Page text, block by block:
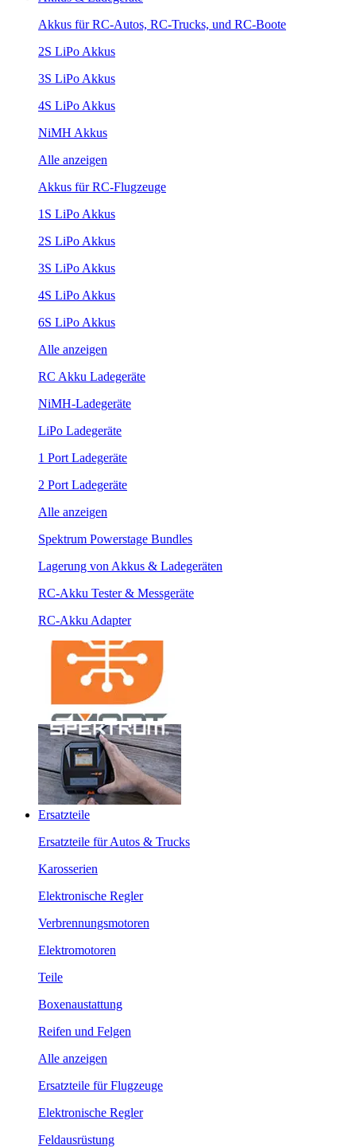
Akkus für RC-Autos, RC-Trucks, und RC-Boote
2S LiPo Akkus
3S LiPo Akkus
4S LiPo Akkus
NiMH Akkus
Alle anzeigen
Akkus für RC-Flugzeuge
1S LiPo Akkus
2S LiPo Akkus
3S LiPo Akkus
4S LiPo Akkus
6S LiPo Akkus
Alle anzeigen
RC Akku Ladegeräte
NiMH-Ladegeräte
LiPo Ladegeräte
1 Port Ladegeräte
2 Port Ladegeräte
Alle anzeigen
Spektrum Powerstage Bundles
Lagerung von Akkus & Ladegeräten
RC-Akku Tester & Messgeräte
RC-Akku Adapter
Ersatzteile
Ersatzteile für Autos & Trucks
Karosserien
Elektronische Regler
Verbrennungsmotoren
Elektromotoren
Teile
Boxenaustattung
Reifen und Felgen
Alle anzeigen
Ersatzteile für Flugzeuge
Elektronische Regler
Feldausrüstung